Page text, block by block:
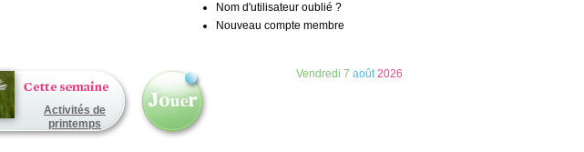
Nom d'utilisateur oublié ?
Nouveau compte membre
Activités de
printemps
Vendredi 7 août2026